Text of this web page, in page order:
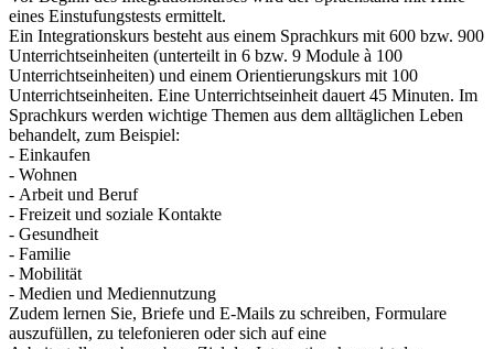
eines Einstufungstests ermittelt.
Ein Integrationskurs besteht aus einem Sprachkurs mit 600 bzw. 900
Unterrichtseinheiten (unterteilt in 6 bzw. 9 Module à 100
Unterrichtseinheiten) und einem Orientierungskurs mit 100
Unterrichtseinheiten. Eine Unterrichtseinheit dauert 45 Minuten. Im
Sprachkurs werden wichtige Themen aus dem alltäglichen Leben
behandelt, zum Beispiel:
- Einkaufen
- Wohnen
- Arbeit und Beruf
- Freizeit und soziale Kontakte
- Gesundheit
- Familie
- Mobilität
- Medien und Mediennutzung
Zudem lernen Sie, Briefe und E-Mails zu schreiben, Formulare
auszufüllen, zu telefonieren oder sich auf eine